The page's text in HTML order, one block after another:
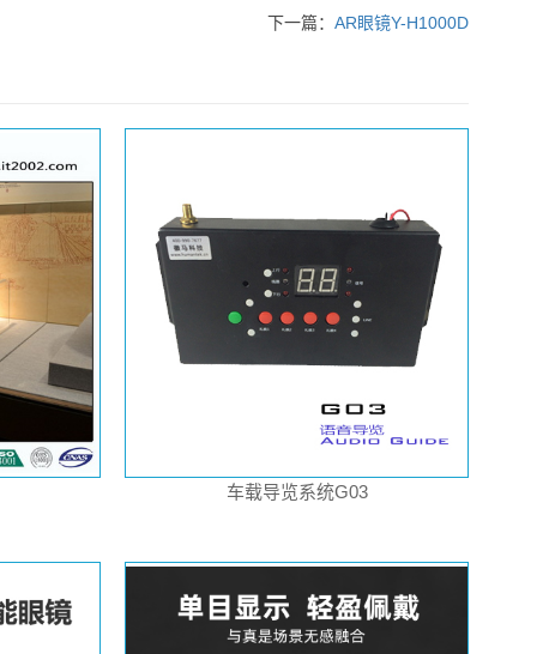
下一篇： AR眼镜Y-H1000D
车载导览系统G03